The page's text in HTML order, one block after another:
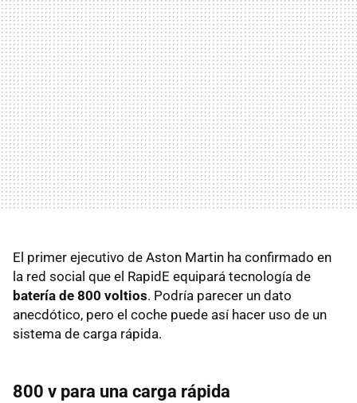
El primer ejecutivo de Aston Martin ha confirmado en
la red social que el RapidE equipará tecnología de
batería de 800 voltios. Podría parecer un dato
anecdótico, pero el coche puede así hacer uso de un
sistema de carga rápida.
800 v para una carga rápida